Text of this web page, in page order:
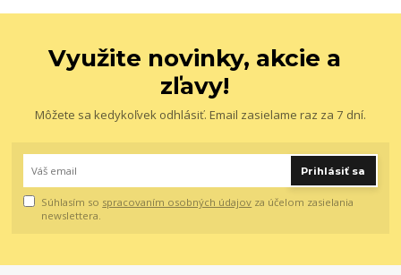
Využite novinky, akcie a
zľavy!
Môžete sa kedykoľvek odhlásiť. Email zasielame raz za 7 dní.
Prihlásiť sa
Súhlasím so spracovaním osobných údajov za účelom zasielania
newslettera.